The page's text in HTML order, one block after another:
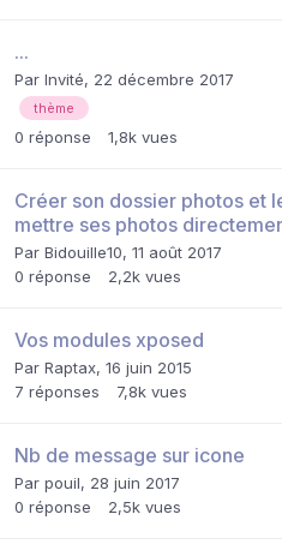
...
Par Invité, 22 décembre 2017
thème
0 réponse 1,8k vues
Créer son dossier photos et
mettre ses photos
Par Bidouille10, 11 août 2017
0 réponse 2,2k vues
Vos modules xposed
Par Raptax, 16 juin 2015
7 réponses 7,8k vues
Nb de message sur icone
Par pouil, 28 juin 2017
0 réponse 2,5k vues